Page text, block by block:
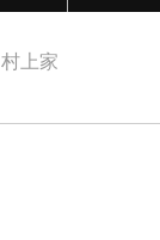
村上家